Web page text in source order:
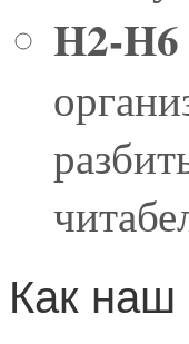
H2-H6
Как